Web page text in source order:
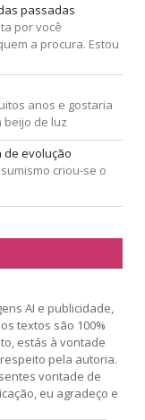
passadas
por você
a procura. Estou
anos e gostaria
beijo de luz
de evolução
criou-se o
AI e publicidade,
textos são 100%
estás à vontade
pela autoria.
vontade de
eu agradeço e